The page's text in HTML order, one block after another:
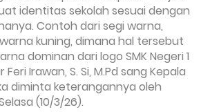
identitas sekolah sesuai dengan
Contoh dari segi warna,
kuning, dimana hal tersebut
dominan dari logo SMK Negeri 1
Irawan, S. Si, M.Pd sang Kepala
diminta keterangannya oleh
(10/3/26).